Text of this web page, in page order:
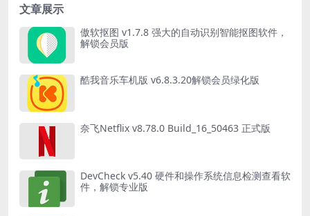
文章展示
傲软抠图 v1.7.8 强大的自动识别智能抠图软件，
解锁会员版
酷我音乐车机版 v6.8.3.20解锁会员绿化版
奈飞Netflix v8.78.0 Build_16_50463 正式版
DevCheck v5.40 硬件和操作系统信息检测查看软
件，解锁专业版